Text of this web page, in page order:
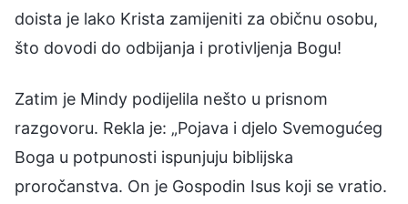
doista je lako Krista zamijeniti za običnu osobu,
što dovodi do odbijanja i protivljenja Bogu!
Zatim je Mindy podijelila nešto u prisnom
razgovoru. Rekla je: „Pojava i djelo Svemogućeg
Boga u potpunosti ispunjuju biblijska
proročanstva. On je Gospodin Isus koji se vratio.